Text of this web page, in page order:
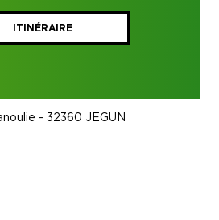
ITINÉRAIRE
- 32360 JEGUN